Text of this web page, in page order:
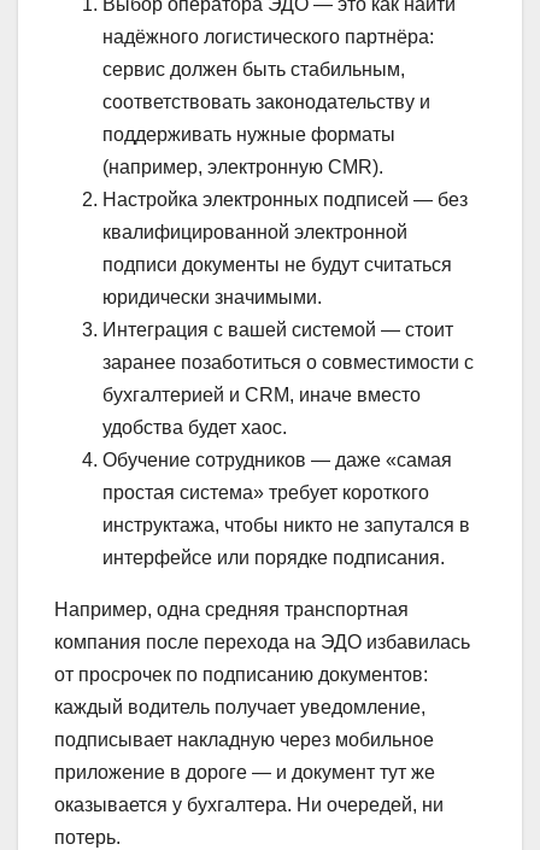
надёжного логистического партнёра:
сервис должен быть стабильным,
соответствовать законодательству и
поддерживать нужные форматы
(например, электронную CMR).
Настройка электронных подписей — без
квалифицированной электронной
подписи документы не будут считаться
юридически значимыми.
Интеграция с вашей системой — стоит
заранее позаботиться о совместимости с
бухгалтерией и CRM, иначе вместо
удобства будет хаос.
Обучение сотрудников — даже «самая
простая система» требует короткого
инструктажа, чтобы никто не запутался в
интерфейсе или порядке подписания.
Например, одна средняя транспортная
компания после перехода на ЭДО избавилась
от просрочек по подписанию документов:
каждый водитель получает уведомление,
подписывает накладную через мобильное
приложение в дороге — и документ тут же
оказывается у бухгалтера. Ни очередей, ни
потерь.